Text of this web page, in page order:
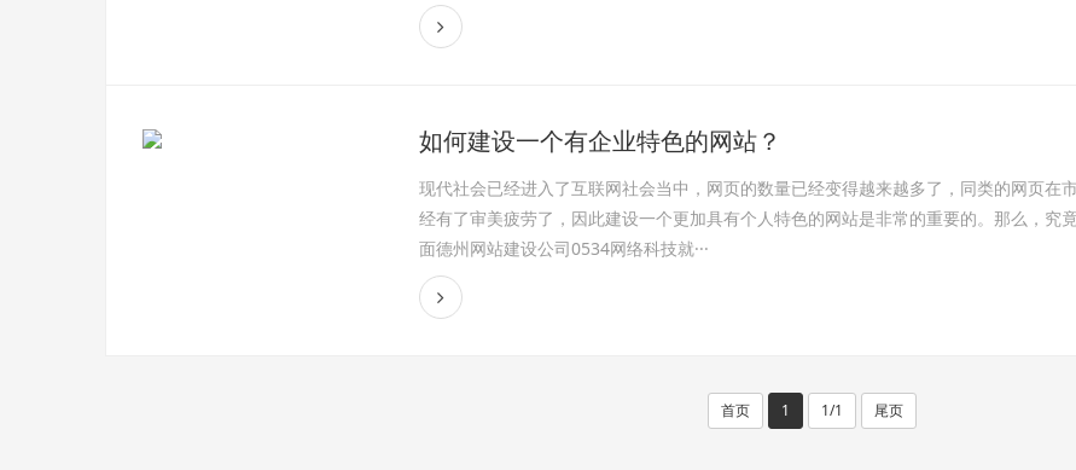
如何建设一个有企业特色的网站？
现代社会已经进入了互联网社会当中，网页的数量已经变得越来越多了，同类的网页在
经有了审美疲劳了，因此建设一个更加具有个人特色的网站是非常的重要的。那么，究
面德州网站建设公司0534网络科技就···
首页 1 1/1 尾页